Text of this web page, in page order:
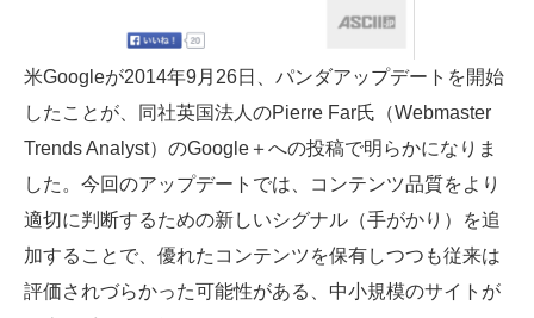
米Googleが2014年9月26日、パンダアップデートを開始
したことが、同社英国法人のPierre Far氏（Webmaster
Trends Analyst）のGoogle＋への投稿で明らかになりま
した。今回のアップデートでは、コンテンツ品質をより
適切に判断するための新しいシグナル（手がかり）を追
加することで、優れたコンテンツを保有しつつも従来は
評価されづらかった可能性がある、中小規模のサイトが